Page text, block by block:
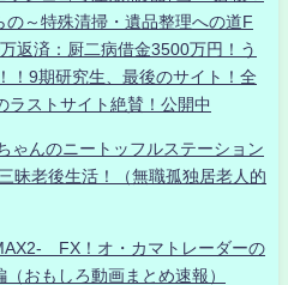
～特殊清掃・遺品整理への道F
返済：厨二病借金3500万円！う
！9期研究生、最後のサイト！全
ラストサイト絶賛！公開中
ゃんのニートッフルステーション
昧老後生活！（無職孤独居老人的
FX！オ・カマトレーダーの
おもしろ動画まとめ速報）